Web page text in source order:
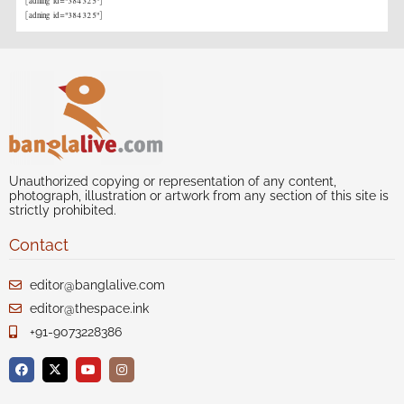
[adning id="384325"]
Unauthorized copying or representation of any content,
photograph, illustration or artwork from any section of this site is
strictly prohibited.
Contact
editor@banglalive.com
editor@thespace.ink
+91-9073228386